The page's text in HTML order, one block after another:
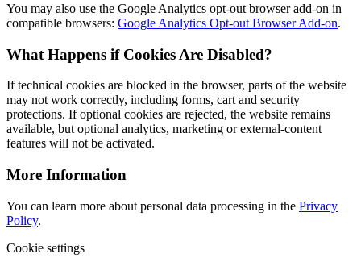
You may also use the Google Analytics opt-out browser add-on in
compatible browsers: Google Analytics Opt-out Browser Add-on.
What Happens if Cookies Are Disabled?
If technical cookies are blocked in the browser, parts of the website
may not work correctly, including forms, cart and security
protections. If optional cookies are rejected, the website remains
available, but optional analytics, marketing or external-content
features will not be activated.
More Information
You can learn more about personal data processing in the Privacy
Policy.
Cookie settings